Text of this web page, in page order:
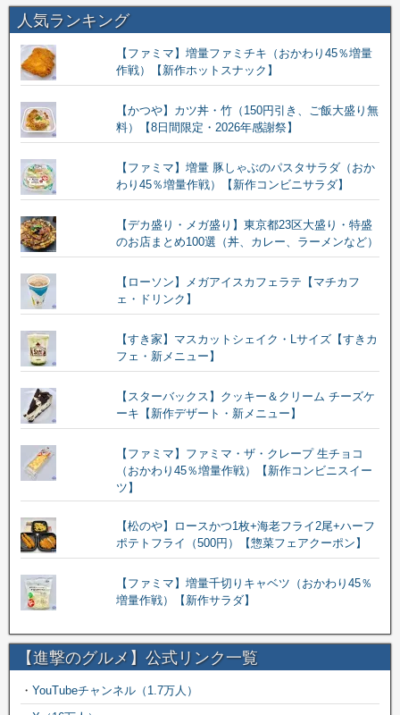
人気ランキング
【ファミマ】増量ファミチキ（おかわり45％増量
作戦）【新作ホットスナック】
【かつや】カツ丼・竹（150円引き、ご飯大盛り無
料）【8日間限定・2026年感謝祭】
【ファミマ】増量 豚しゃぶのパスタサラダ（おか
わり45％増量作戦）【新作コンビニサラダ】
【デカ盛り・メガ盛り】東京都23区大盛り・特盛
のお店まとめ100選（丼、カレー、ラーメンなど）
【ローソン】メガアイスカフェラテ【マチカフ
ェ・ドリンク】
【すき家】マスカットシェイク・Lサイズ【すきカ
フェ・新メニュー】
【スターバックス】クッキー＆クリーム チーズケ
ーキ【新作デザート・新メニュー】
【ファミマ】ファミマ・ザ・クレープ 生チョコ
（おかわり45％増量作戦）【新作コンビニスイー
ツ】
【松のや】ロースかつ1枚+海老フライ2尾+ハーフ
ポテトフライ（500円）【惣菜フェアクーポン】
【ファミマ】増量千切りキャベツ（おかわり45％
増量作戦）【新作サラダ】
【進撃のグルメ】公式リンク一覧
・ YouTubeチャンネル（1.7万人）